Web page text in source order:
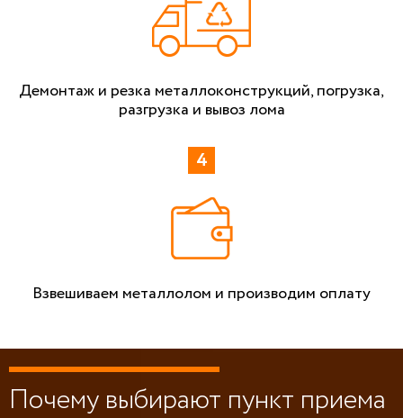
Демонтаж и резка металлоконструкций, погрузка,
разгрузка и вывоз лома
Взвешиваем металлолом и производим оплату
Почему выбирают пункт приема